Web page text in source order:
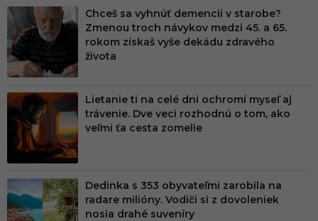
Chceš sa vyhnúť demencii v starobe?
Zmenou troch návykov medzi 45. a 65.
rokom získaš vyše dekádu zdravého
života
Lietanie ti na celé dni ochromí myseľ aj
trávenie. Dve veci rozhodnú o tom, ako
veľmi ťa cesta zomelie
Dedinka s 353 obyvateľmi zarobila na
radare milióny. Vodiči si z dovoleniek
nosia drahé suveníry